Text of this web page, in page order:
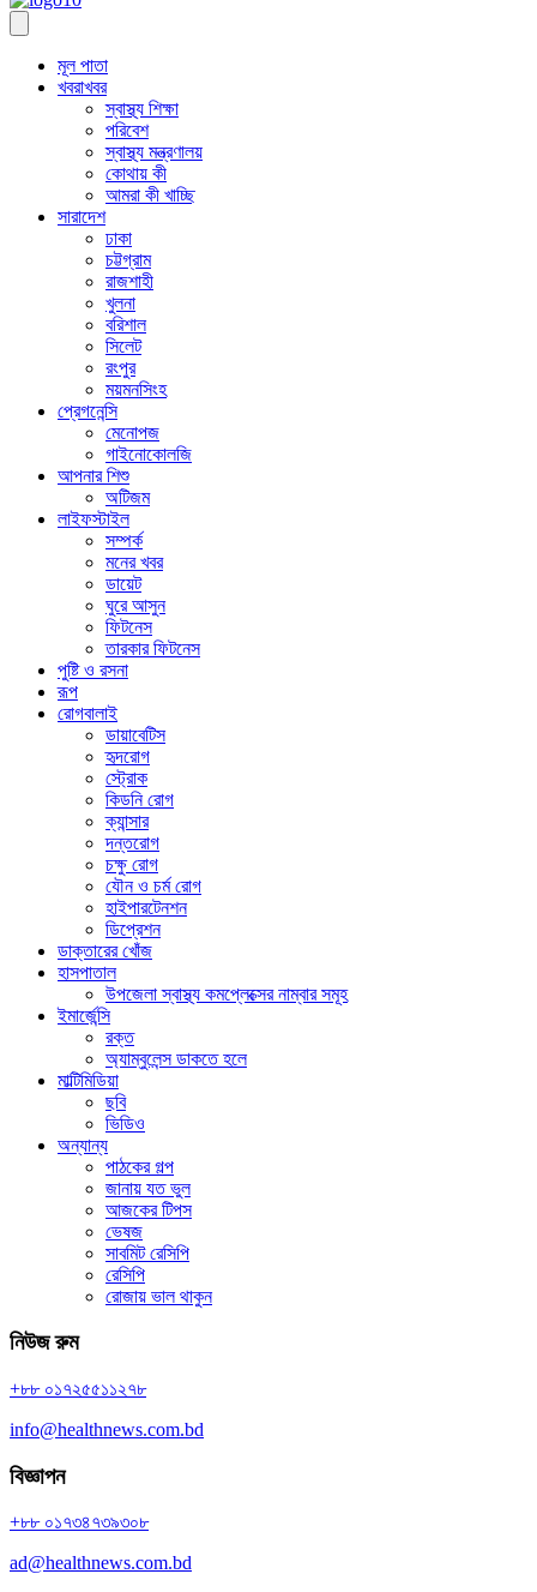
মূল পাতা
খবরাখবর
স্বাস্থ্য শিক্ষা
পরিবেশ
স্বাস্থ্য মন্ত্রণালয়
কোথায় কী
আমরা কী খাচ্ছি
সারাদেশ
ঢাকা
চট্টগ্রাম
রাজশাহী
খুলনা
বরিশাল
সিলেট
রংপুর
ময়মনসিংহ
প্রেগনেন্সি
মেনোপজ
গাইনোকোলজি
আপনার শিশু
অটিজম
লাইফস্টাইল
সম্পর্ক
মনের খবর
ডায়েট
ঘুরে আসুন
ফিটনেস
তারকার ফিটনেস
পুষ্টি ও রসনা
রূপ
রোগবালাই
ডায়াবেটিস
হৃদরোগ
স্ট্রোক
কিডনি রোগ
ক্যান্সার
দন্তরোগ
চক্ষু রোগ
যৌন ও চর্ম রোগ
হাইপারটেনশন
ডিপ্রেশন
ডাক্তারের খোঁজ
হাসপাতাল
উপজেলা স্বাস্থ্য কমপ্লেক্সের নাম্বার সমূহ
ইমার্জেন্সি
রক্ত
অ্যাম্বুলেন্স ডাকতে হলে
মাল্টিমিডিয়া
ছবি
ভিডিও
অন্যান্য
পাঠকের গল্প
জানায় যত ভুল
আজকের টিপস
ভেষজ
সাবমিট রেসিপি
রেসিপি
রোজায় ভাল থাকুন
নিউজ রুম
+৮৮ ০১৭২৫৫১১২৭৮
info@healthnews.com.bd
বিজ্ঞাপন
+৮৮ ০১৭৩৪৭৩৯৩০৮
ad@healthnews.com.bd